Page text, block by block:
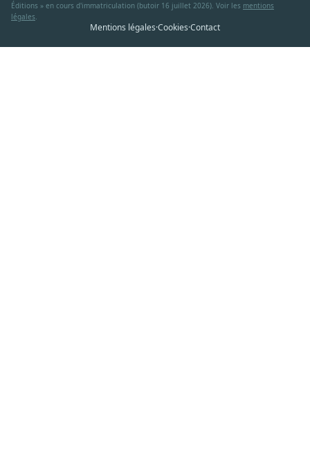
Éditions » en cours d'immatriculation (butoir 16 juillet 2026). Voir les mentions
légales.
Mentions légales·Cookies·Contact